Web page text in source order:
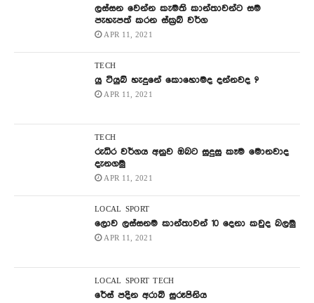
ලස්සන වෙන්න කැමති කාන්තාවන්ට සම
පැහැපත් කරන ස්ක්‍රබ් වර්ග
APR 11, 2021
TECH
යු ටියුබ් හැදුනේ කොහොමද දන්නවද ?
APR 11, 2021
TECH
රුධිර වර්ගය අනුව ඔබට සුදුසු කෑම මොනවාද
දැනගමු
APR 11, 2021
LOCAL SPORT
ලොව ලස්සනම කාන්තාවන් 10 දෙනා කවුද බලමු
APR 11, 2021
LOCAL SPORT TECH
රේස් පදින අරාබි සුරූපිනිය